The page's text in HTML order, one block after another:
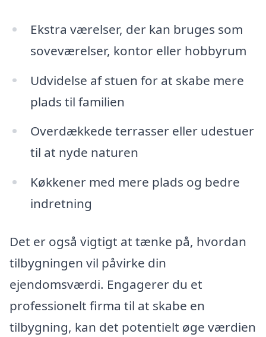
Ekstra værelser, der kan bruges som
soveværelser, kontor eller hobbyrum
Udvidelse af stuen for at skabe mere
plads til familien
Overdækkede terrasser eller udestuer
til at nyde naturen
Køkkener med mere plads og bedre
indretning
Det er også vigtigt at tænke på, hvordan
tilbygningen vil påvirke din
ejendomsværdi. Engagerer du et
professionelt firma til at skabe en
tilbygning, kan det potentielt øge værdien